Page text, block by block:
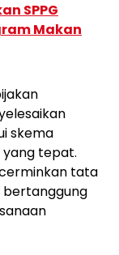
SPPG
Makan
skema
tepat.
tata
bertanggung